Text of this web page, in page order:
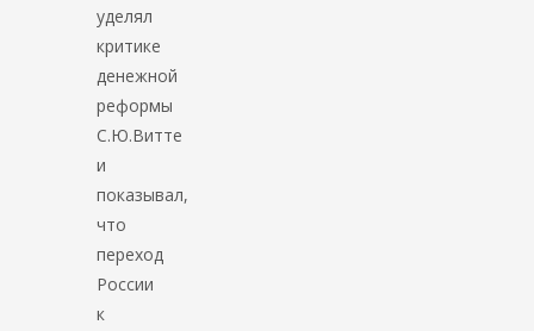
уделял
критике
денежной
реформы
С.Ю.Витте
и
показывал,
что
переход
России
к